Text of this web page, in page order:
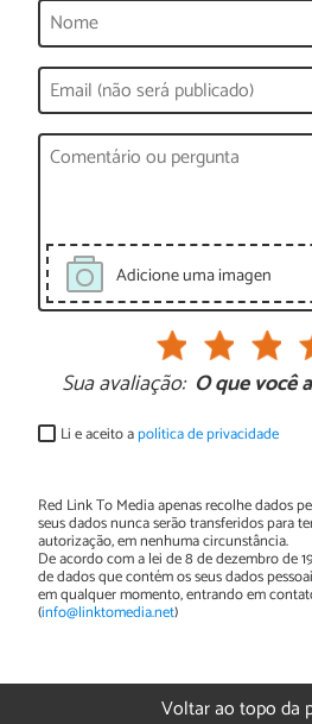
Adicione uma imagen
Sua avaliação: O que você
Li e aceito apolítica de privacidade
Red Link To Media apenas recolhe dados
seus dados nunca serão transferidos para
autorização, em nenhuma circunstância.
De acordo com a lei de 8 de dezembro de
de dados que contém os seus dados
em qualquer momento, entrando em
(info@linktomedia.net)
Voltar ao topo da